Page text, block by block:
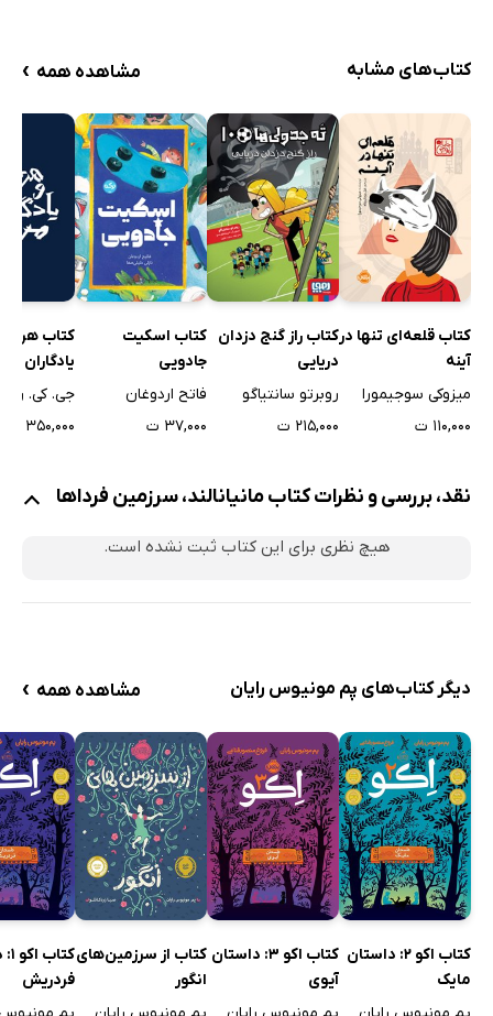
کتاب‌های مشابه مشاهده همه ›
کتاب قلعه‌ای تنها در
آینه
میزوکی سوجیمورا
۱۱۰,۰۰۰ ت
کتاب راز گنج دزدان
دریایی
روبرتو سانتیاگو
۲۱۵,۰۰۰ ت
کتاب اسکیت
جادویی
فاتح اردوغان
۳۷,۰۰۰ ت
کتاب هری
یادگاران
جی. کی.
۳۵۰,۰۰۰ ت
نقد، بررسی و نظرات کتاب مانیانالند، سرزمین فرداها
هیچ نظری برای این کتاب ثبت نشده است.
دیگر کتاب‌های پم مونیوس رایان مشاهده همه ›
کتاب اکو 2: داستان
مایک
کتاب اکو 3: داستان
آیوی
کتاب از سرزمین‌های
انگور
فردریش